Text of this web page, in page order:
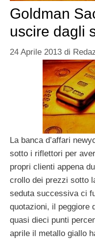
Goldman
uscire dagli
24 Aprile 2013 di
La banca d’affari
sotto i riflettori per
propri clienti appena
crollo dei prezzi sotto
seduta successiva ci
quotazioni, il peggiore
quasi dieci punti
aprile il metallo giallo